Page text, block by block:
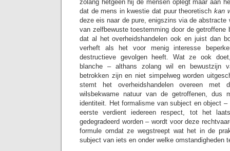
zolang hetgeen hij de mensen oplegt maar aan
dat de mens in kwestie dat puur theoretisch kan
deze eis naar de pure, enigszins via de abstracte
van zelfbewuste toestemming door de getroffene
dat al het overheidshandelen ook en juist dan
verheft als het voor menig interesse
destructieve gevolgen heeft. Wat ze ook
blanche – althans zolang wil en bewustzijn
betrokken zijn en niet simpelweg worden
stemt het overheidshandelen overeen met
wilsbekwame natuur van de getroffenen, dus
identiteit. Het formalisme van subject en object –
eerste verdient iedereen respect, tot het
gedegradeerd worden – wordt voor deze
formule omdat ze wegstreept wat het in de
subject van iets en onder welke omstandigheden